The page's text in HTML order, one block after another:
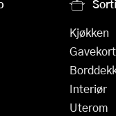
Kjøkken
Gavekort
Interiør
Uterom